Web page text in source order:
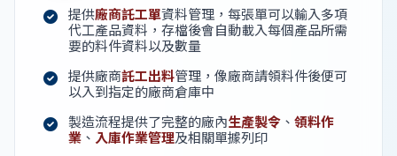
提供廠商託工單資料管理，每張單可以輸入多項
代工產品資料，存檔後會自動載入每個產品所需
要的料件資料以及數量
提供廠商託工出料管理，像廠商請領料件後便可
以入到指定的廠商倉庫中
製造流程提供了完整的廠內生產製令 、 領料作
業 、 入庫作業管理及相關單據列印